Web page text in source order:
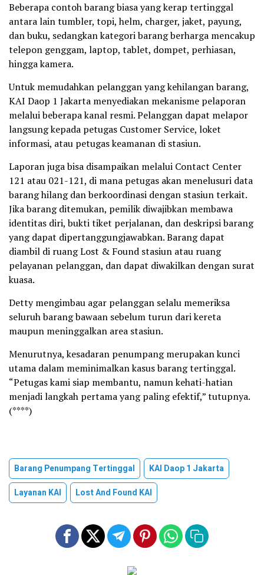
Beberapa contoh barang biasa yang kerap tertinggal
antara lain tumbler, topi, helm, charger, jaket, payung,
dan buku, sedangkan kategori barang berharga mencakup
telepon genggam, laptop, tablet, dompet, perhiasan,
hingga kamera.
Untuk memudahkan pelanggan yang kehilangan barang,
KAI Daop 1 Jakarta menyediakan mekanisme pelaporan
melalui beberapa kanal resmi. Pelanggan dapat melapor
langsung kepada petugas Customer Service, loket
informasi, atau petugas keamanan di stasiun.
Laporan juga bisa disampaikan melalui Contact Center
121 atau 021-121, di mana petugas akan menelusuri data
barang hilang dan berkoordinasi dengan stasiun terkait.
Jika barang ditemukan, pemilik diwajibkan membawa
identitas diri, bukti tiket perjalanan, dan deskripsi barang
yang dapat dipertanggungjawabkan. Barang dapat
diambil di ruang Lost & Found stasiun atau ruang
pelayanan pelanggan, dan dapat diwakilkan dengan surat
kuasa.
Detty mengimbau agar pelanggan selalu memeriksa
seluruh barang bawaan sebelum turun dari kereta
maupun meninggalkan area stasiun.
Menurutnya, kesadaran penumpang merupakan kunci
utama dalam meminimalkan kasus barang tertinggal.
“Petugas kami siap membantu, namun kehati-hatian
menjadi langkah pertama yang paling efektif,” tutupnya.
(****)
Barang Penumpang Tertinggal
KAI Daop 1 Jakarta
Layanan KAI
Lost And Found KAI